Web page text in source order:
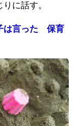
に話す。
は言った 保育